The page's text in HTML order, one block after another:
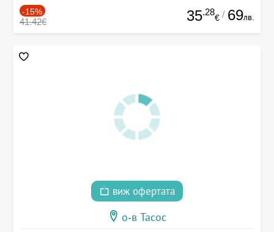
-15%
41.42€ 35.28
€ / 69лв.
виж офертата
о-в Тасос